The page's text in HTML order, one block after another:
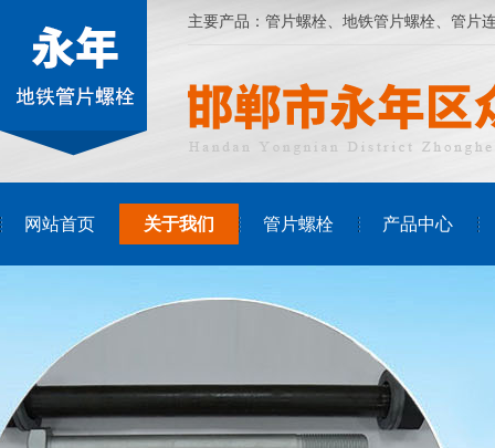
主要产品： 管片螺栓、 地铁管片螺栓、管片
网站首页 关于我们 管片螺栓 产品中心